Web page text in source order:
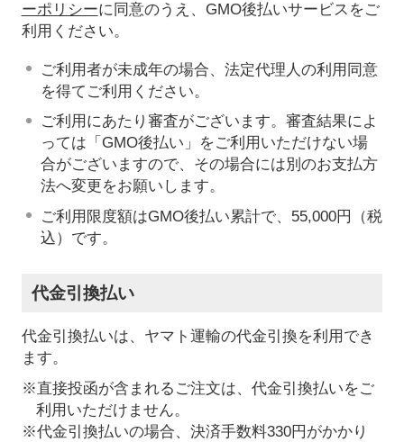
ーポリシーに同意のうえ、GMO後払いサービスをご
利用ください。
ご利用者が未成年の場合、法定代理人の利用同意
を得てご利用ください。
ご利用にあたり審査がございます。審査結果によ
っては「GMO後払い」をご利用いただけない場
合がございますので、その場合には別のお支払方
法へ変更をお願いします。
ご利用限度額はGMO後払い累計で、55,000円（税
込）です。
代金引換払い
代金引換払いは、ヤマト運輸の代金引換を利用でき
ます。
※直接投函が含まれるご注文は、代金引換払いをご
利用いただけません。
※代金引換払いの場合、決済手数料330円がかかり